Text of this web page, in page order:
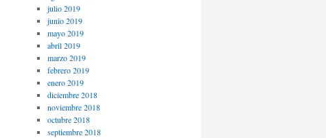
julio 2019
junio 2019
mayo 2019
abril 2019
marzo 2019
febrero 2019
enero 2019
diciembre 2018
noviembre 2018
octubre 2018
septiembre 2018